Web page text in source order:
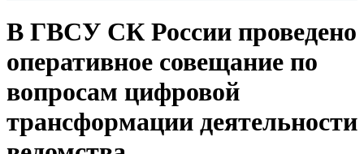
В ГВСУ СК России проведено
оперативное совещание по
вопросам цифровой
трансформации деятельности